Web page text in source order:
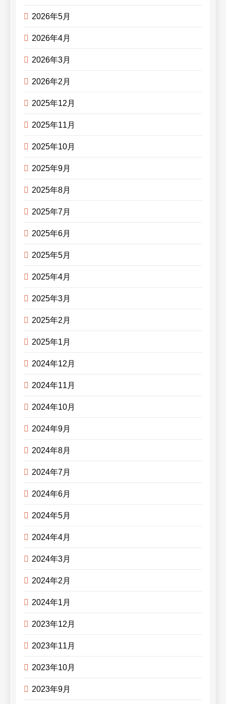
2026年5月
2026年4月
2026年3月
2026年2月
2025年12月
2025年11月
2025年10月
2025年9月
2025年8月
2025年7月
2025年6月
2025年5月
2025年4月
2025年3月
2025年2月
2025年1月
2024年12月
2024年11月
2024年10月
2024年9月
2024年8月
2024年7月
2024年6月
2024年5月
2024年4月
2024年3月
2024年2月
2024年1月
2023年12月
2023年11月
2023年10月
2023年9月